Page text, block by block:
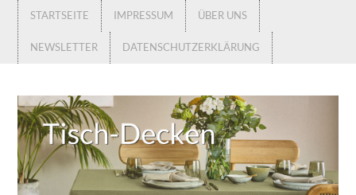
STARTSEITE IMPRESSUM ÜBER UNS
NEWSLETTER DATENSCHUTZERKLÄRUNG